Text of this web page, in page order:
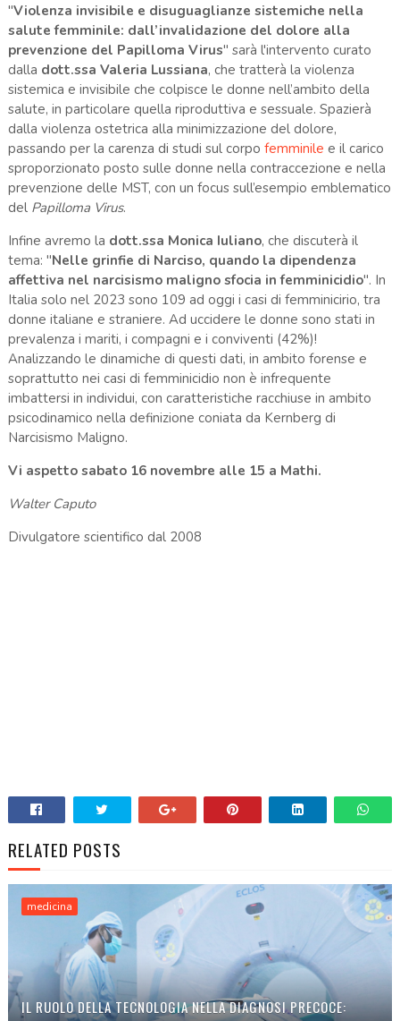
"Violenza invisibile e disuguaglianze sistemiche nella
salute femminile: dall’invalidazione del dolore alla
prevenzione del Papilloma Virus" sarà l'intervento curato
dalla dott.ssa Valeria Lussiana, che tratterà la violenza
sistemica e invisibile che colpisce le donne nell’ambito della
salute, in particolare quella riproduttiva e sessuale. Spazierà
dalla violenza ostetrica alla minimizzazione del dolore,
passando per la carenza di studi sul corpo femminile e il carico
sproporzionato posto sulle donne nella contraccezione e nella
prevenzione delle MST, con un focus sull’esempio emblematico
del Papilloma Virus.
Infine avremo la dott.ssa Monica Iuliano, che discuterà il
tema: "Nelle grinfie di Narciso, quando la dipendenza
affettiva nel narcisismo maligno sfocia in femminicidio". In
Italia solo nel 2023 sono 109 ad oggi i casi di femminicirio, tra
donne italiane e straniere. Ad uccidere le donne sono stati in
prevalenza i mariti, i compagni e i conviventi (42%)!
Analizzando le dinamiche di questi dati, in ambito forense e
soprattutto nei casi di femminicidio non è infrequente
imbattersi in individui, con caratteristiche racchiuse in ambito
psicodinamico nella definizione coniata da Kernberg di
Narcisismo Maligno.
Vi aspetto sabato 16 novembre alle 15 a Mathi.
Walter Caputo
Divulgatore scientifico dal 2008
RELATED POSTS
medicina
IL RUOLO DELLA TECNOLOGIA NELLA DIAGNOSI PRECOCE: